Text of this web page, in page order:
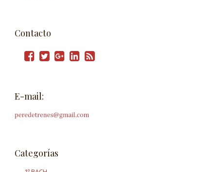
Contacto
E-mail:
Categorías